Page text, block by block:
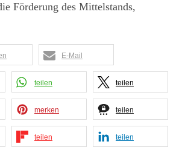
Förderung des Mittelstands,
E-Mail
teilen teilen
merken teilen
teilen teilen